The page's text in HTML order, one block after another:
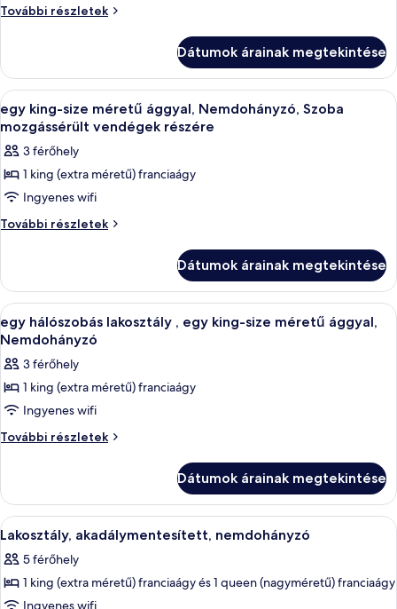
egy
méretű
ággyal,
Nemdohányzó,
Szoba
mozgássérült
vendégek
részére
További részletek
egy
ággyal,
Nemdohányzó,
Szoba
mozgássérült
vendégek
részére
további
részletei
Dátumok árainak megtekintése
A
következő
szoba
összes
képének
megtekintése:
egy
méretű
ággyal,
Nemdohányzó,
Szoba
mozgássérült
vendégek
részére
Egy szállodai szoba, amelyben
4
egy king-size méretű ággyal, Nemdohányzó, Szoba
mozgássérült vendégek részére
3 férőhely
1 king (extra méretű) franciaágy
Ingyenes wifi
További részletek
egy
ággyal,
Nemdohányzó,
Szoba
mozgássérült
részére
további
részletei
Dátumok árainak megtekintése
A
következő
szoba
összes
képének
megtekintése:
egy
,
egy
king-
size
méretű
ággyal,
Egy szállodai szoba, amelyben
4
egy hálószobás lakosztály , egy king-size méretű ággyal,
Nemdohányzó
3 férőhely
1 king (extra méretű) franciaágy
Ingyenes wifi
További részletek
egy
egy
king-
size
ággyal,
Nemdohányzó
Dátumok árainak megtekintése
A
következő
szoba
összes
Egy szállodai szoba, amelyben egy
6
Lakosztály, akadálymentesített, nemdohányzó
5 férőhely
1 king (extra méretű) franciaágy és 1 queen (nagyméretű) franciaágy
Ingyenes wifi